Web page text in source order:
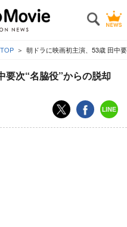
朝ドラに映画初主演、53歳 田中
要次“名脇役”からの脱却